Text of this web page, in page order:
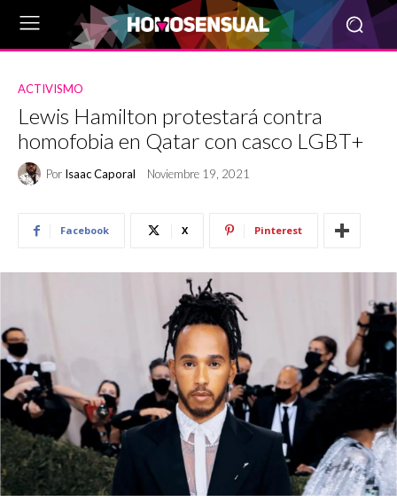
ACTIVISMO
Lewis Hamilton protestará contra
homofobia en Qatar con casco LGBT+
Por Isaac Caporal Noviembre 19, 2021
Facebook X Pinterest